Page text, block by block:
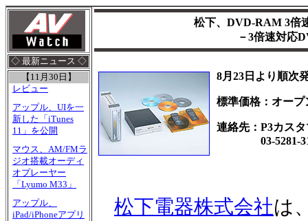
◇ 最新ニュース ◇
【11月30日】
レビュー
アップル、UIを一
新した「iTunes
11」を公開
マウス、AM/FMラ
ジオ搭載オーディ
オプレーヤー
「Lyumo M33」
アップル、
iPad/iPhoneアプリ
松下、DVD-RAM 3倍
－3倍速対応
8月23日より順次
標準価格：オープ
連絡先：P3カス
03-5281-
松下電器株式会社は